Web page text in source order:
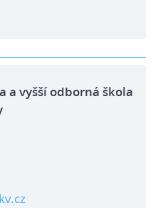
a vyšší odborná škola